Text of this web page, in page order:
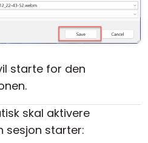
starte for den
skal aktivere
sesjon starter: